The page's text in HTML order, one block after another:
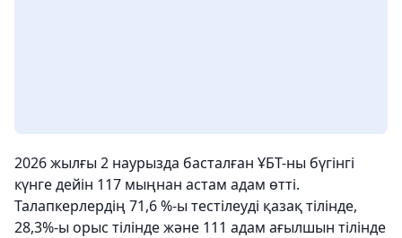
2026 жылғы 2 наурызда басталған ҰБТ-ны бүгінгі
күнге дейін 117 мыңнан астам адам өтті.
Талапкерлердің 71,6 %-ы тестілеуді қазақ тілінде,
28,3%-ы орыс тілінде және 111 адам ағылшын тілінде